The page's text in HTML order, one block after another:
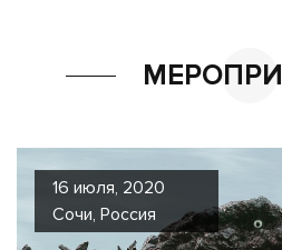
16 июля, 2020
Сочи, Россия